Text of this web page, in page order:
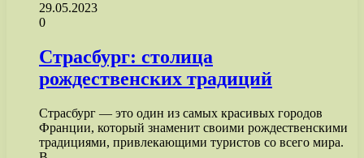
29.05.2023
0
Страсбург: столица
рождественских традиций
Страсбург — это один из самых красивых городов
Франции, который знаменит своими рождественскими
традициями, привлекающими туристов со всего мира.